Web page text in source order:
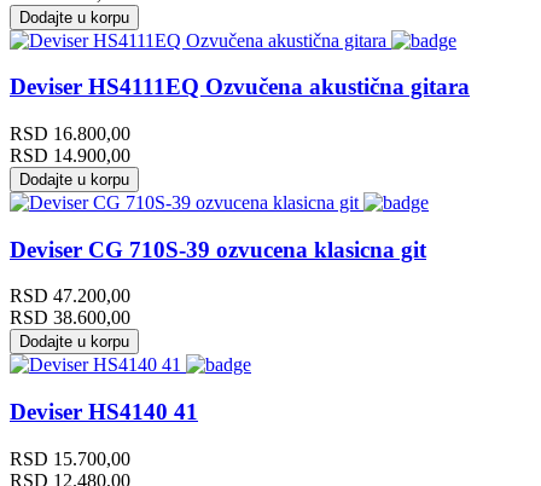
Dodajte u korpu
Deviser HS4111EQ Ozvučena akustična gitara
RSD 16.800,00
RSD 14.900,00
Dodajte u korpu
Deviser CG 710S-39 ozvucena klasicna git
RSD 47.200,00
RSD 38.600,00
Dodajte u korpu
Deviser HS4140 41
RSD 15.700,00
RSD 12.480,00